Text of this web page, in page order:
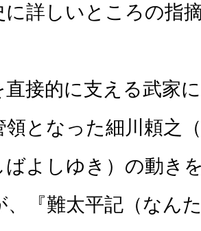
に詳しいところの指
直接的に支える武家
領となった細川頼之
ばよしゆき）の動き
、『難太平記（なん